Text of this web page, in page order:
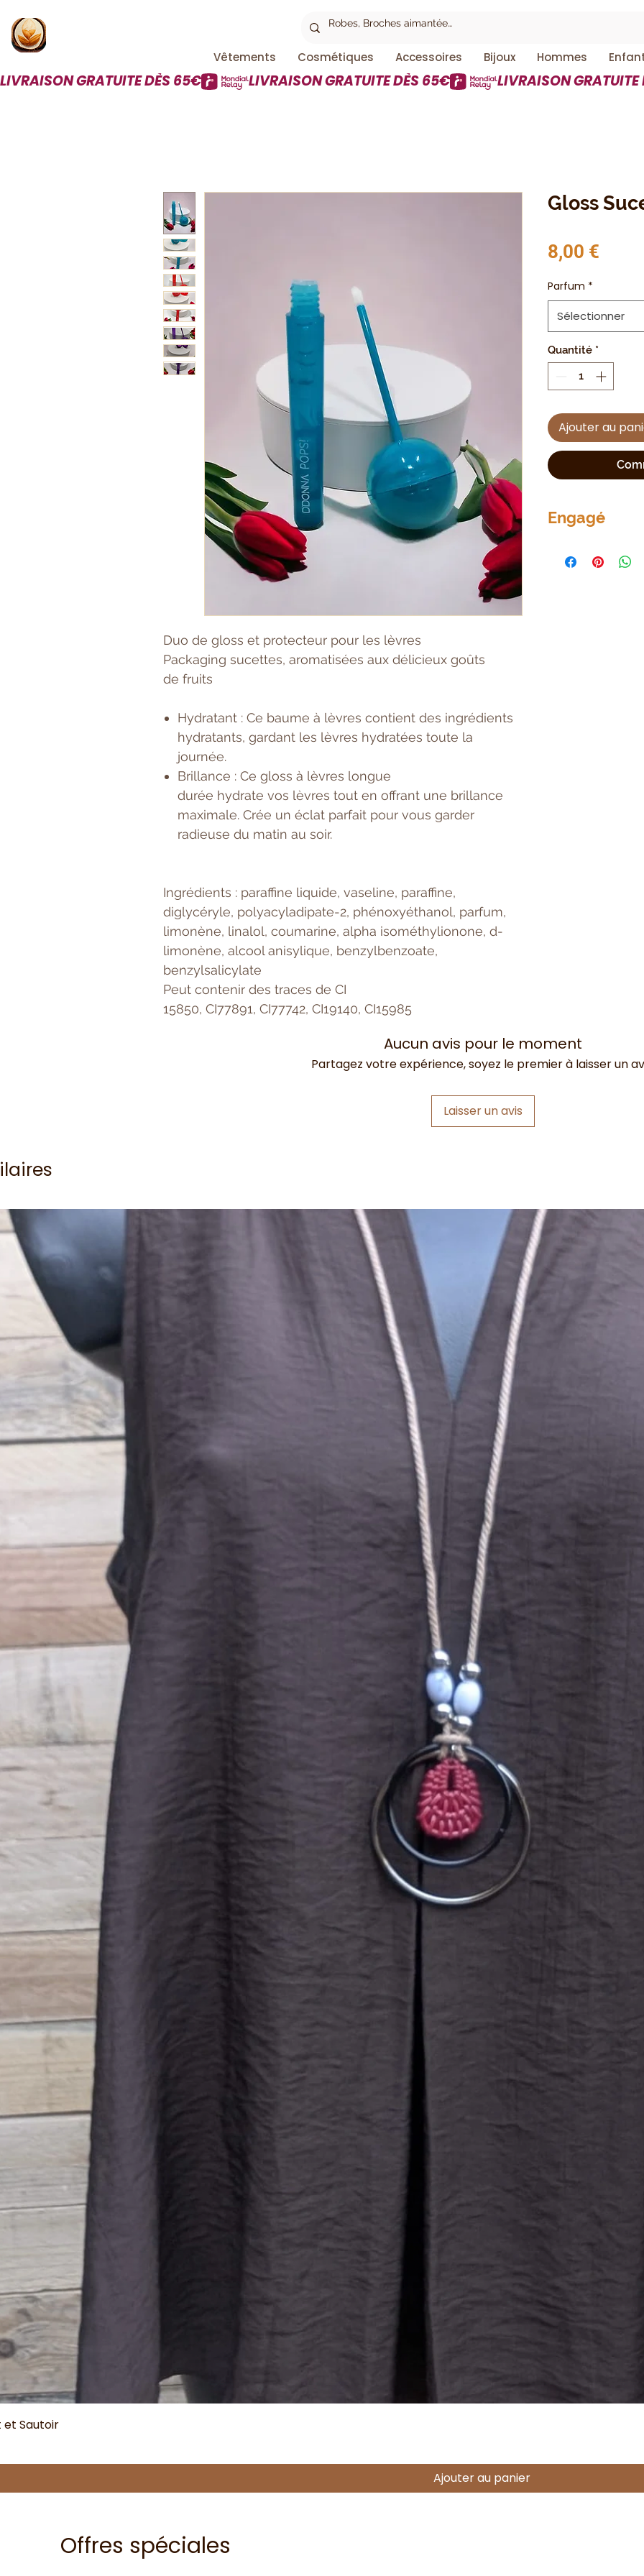
Vêtements Cosmétiques Accessoires Bijoux Hommes
LIVRAISON GRATUITE DÈS 65€
Duo de gloss et protecteur pour les lèvres
Packaging sucettes, aromatisées aux délicieux goûts
de fruits
Hydratant : Ce baume à lèvres contient des ingrédients
hydratants, gardant les lèvres hydratées toute la
journée.
Brillance : Ce gloss à lèvres longue
durée hydrate vos lèvres tout en offrant une brillance
maximale. Crée un éclat parfait pour vous garder
radieuse du matin au soir.
Ingrédients : paraffine liquide, vaseline, paraffine,
diglycéryle, polyacyladipate-2, phénoxyéthanol, parfum,
limonène, linalol, coumarine, alpha isométhylionone, d-
limonène, alcool anisylique, benzylbenzoate,
benzylsalicylate
Peut contenir des traces de CI
15850, CI77891, CI77742, CI19140, CI15985
Gloss
8,00 €
Parfum *
Sélectionner
Quantité *
Ajouter au
Engagé
Engagé contre
Aucun avis pour le moment
Partagez votre expérience, soyez le premier à laisser un
Laisser un avis
Sautoir
Ajouter au panier
Offres spéciales